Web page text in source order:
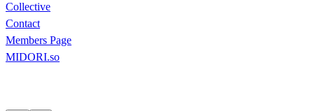
Collective
Contact
Members Page
MIDORI.so